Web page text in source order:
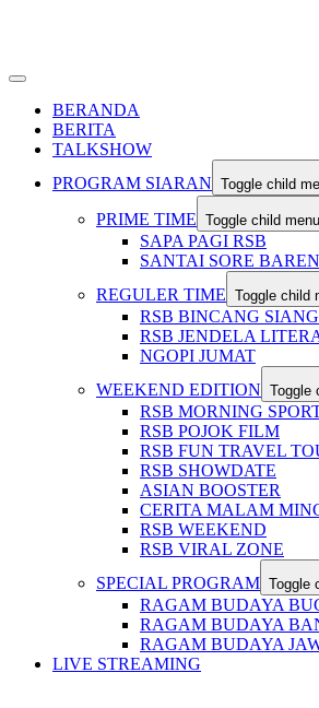
BERANDA
BERITA
TALKSHOW
PROGRAM SIARAN Toggle child
PRIME TIME Toggle child menu
SAPA PAGI RSB
SANTAI SORE
REGULER TIME Toggle child
RSB BINCANG SIANG
RSB JENDELA
NGOPI JUMAT
WEEKEND EDITION Toggle
RSB MORNING
RSB POJOK FILM
RSB FUN TRAVEL
RSB SHOWDATE
ASIAN BOOSTER
CERITA MALAM
RSB WEEKEND
RSB VIRAL ZONE
SPECIAL PROGRAM Toggle
RAGAM BUDAYA
RAGAM BUDAYA
RAGAM BUDAYA
LIVE STREAMING